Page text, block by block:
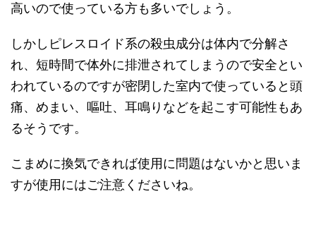
高いので使っている方も多いでしょう。
しかしピレスロイド系の殺虫成分は体内で分解さ
れ、短時間で体外に排泄されてしまうので安全とい
われているのですが密閉した室内で使っていると頭
痛、めまい、嘔吐、耳鳴りなどを起こす可能性もあ
るそうです。
こまめに換気できれば使用に問題はないかと思いま
すが使用にはご注意くださいね。